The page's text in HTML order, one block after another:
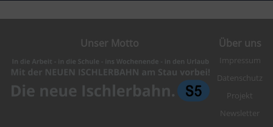
Unser Motto Über uns
Impressum
Datenschutz
Projekt
Newsletter